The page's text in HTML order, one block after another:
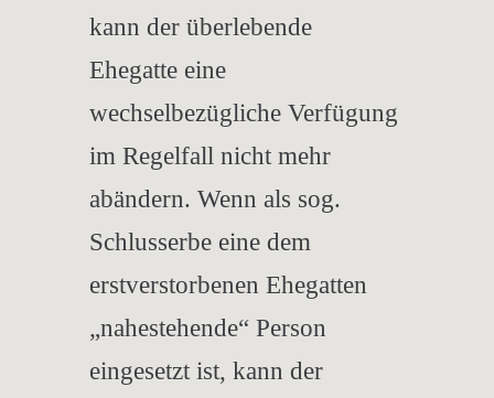
kann der überlebende
Ehegatte eine
wechselbezügliche Verfügung
im Regelfall nicht mehr
abändern. Wenn als sog.
Schlusserbe eine dem
erstverstorbenen Ehegatten
„nahestehende“ Person
eingesetzt ist, kann der